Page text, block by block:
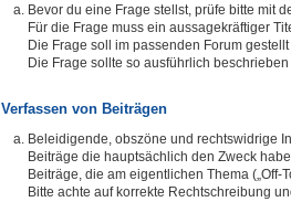
Bevor du eine Frage stellst, prüfe bitte mit
Für die Frage muss ein aussagekräftiger
Die Frage soll im passenden Forum gestellt
Die Frage sollte so ausführlich
Verfassen von Beiträgen
Beleidigende, obszöne und rechtswidrige
Beiträge die hauptsächlich den Zweck
Beiträge, die am eigentlichen Thema
Bitte achte auf korrekte Rechtschreibung